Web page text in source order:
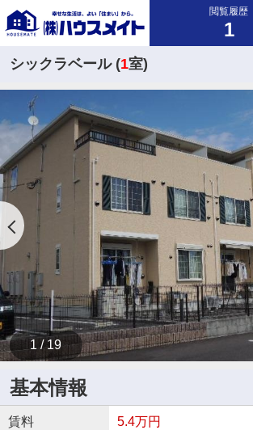
閲覧履歴
1
シックラベール (1室)
1 / 19
基本情報
賃料 5.4万円